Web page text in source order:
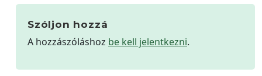
Szóljon hozzá
A hozzászóláshoz be kell jelentkezni.